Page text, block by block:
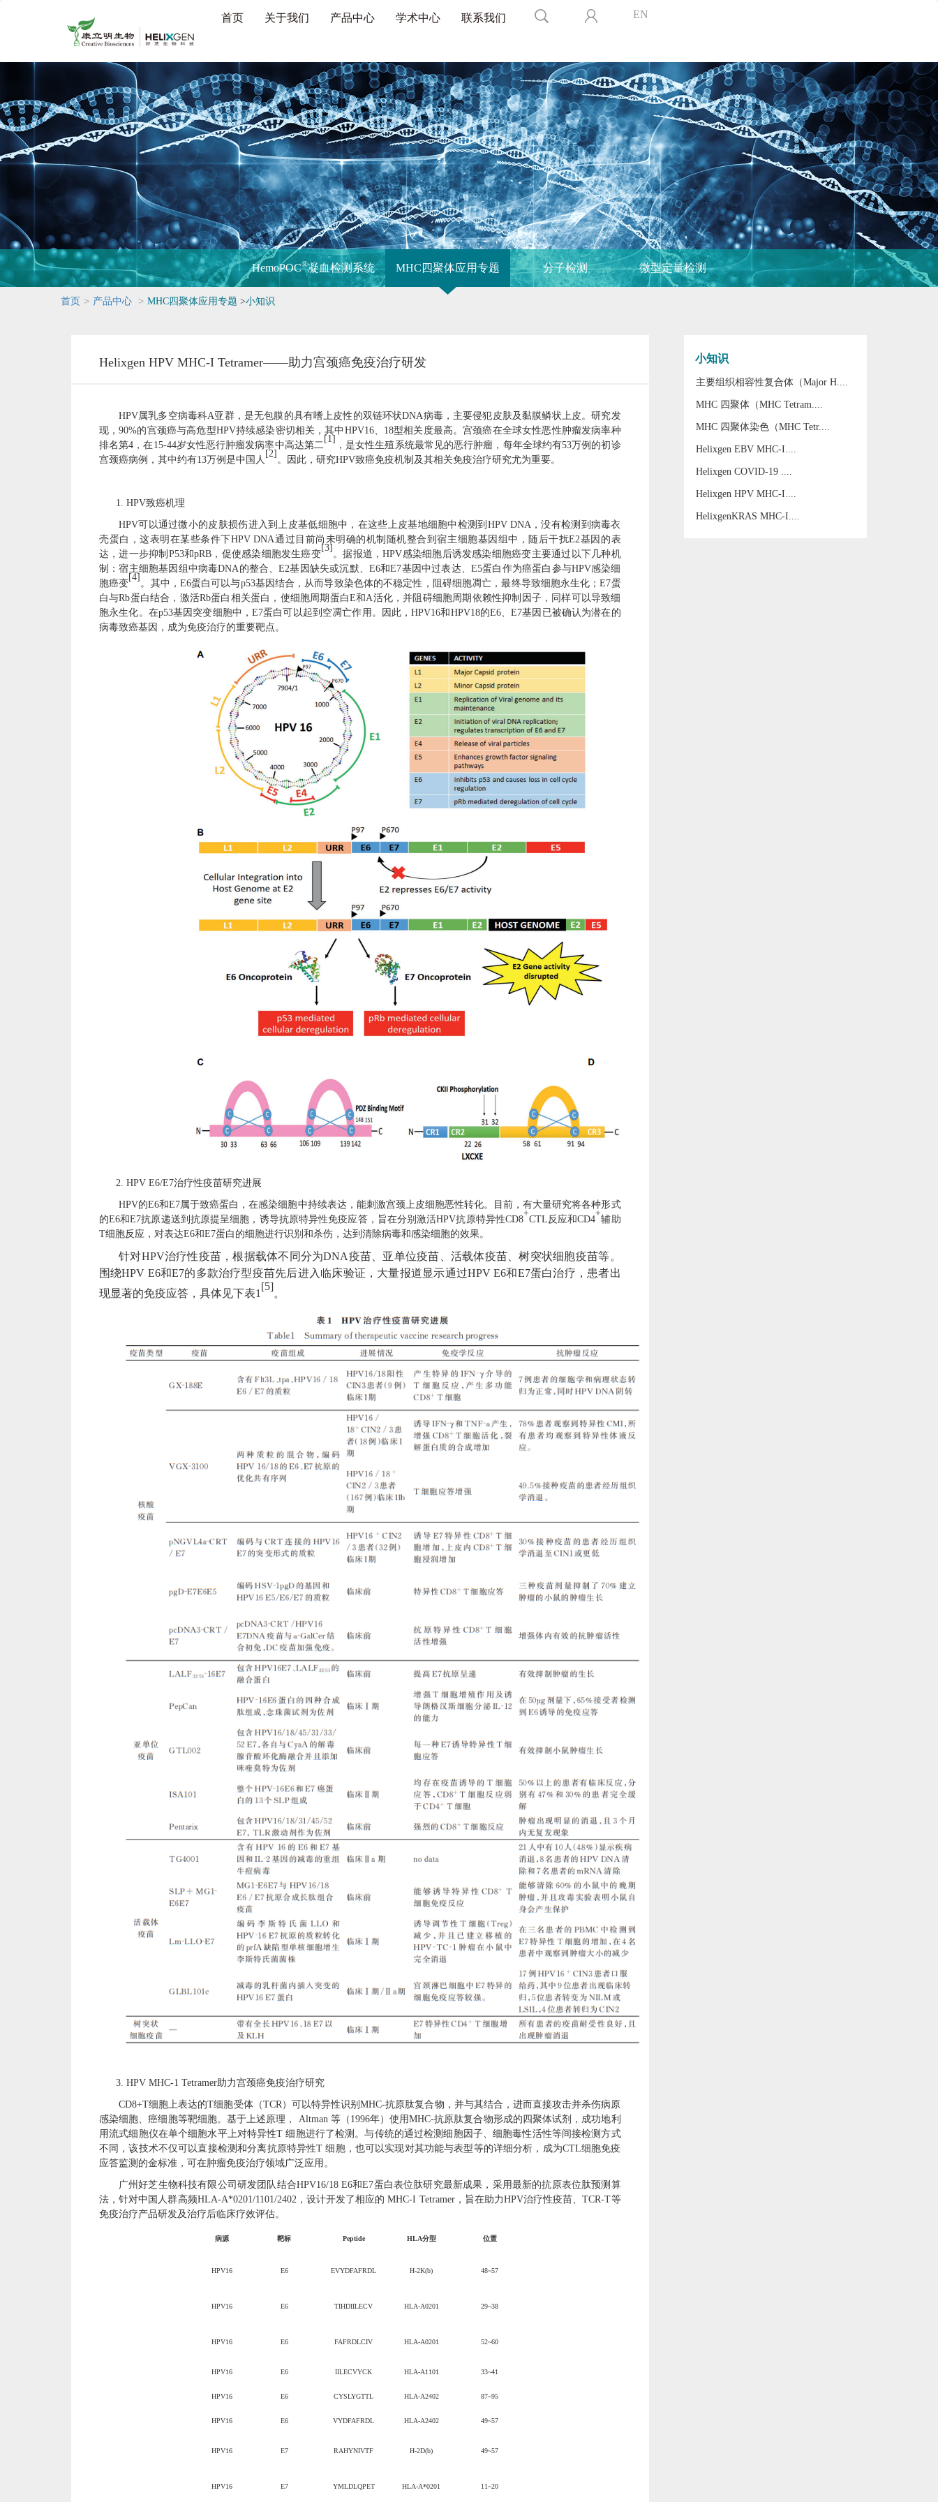
首页 关于我们 产品中心 学术中心 联系我们 EN
HemoPOC®凝血检测系统 MHC四聚体应用专题 分子检测 微型定量检测
首页 > 产品中心 > MHC四聚体应用专题 >小知识
Helixgen HPV MHC-I Tetramer——助力宫颈癌免疫治疗研发
HPV属乳多空病毒科A亚群，是无包膜的具有嗜上皮性的双链环状DNA病毒，主要侵犯皮肤及黏膜鳞状上皮。研究发
现，90%的宫颈癌与高危型HPV持续感染密切相关，其中HPV16、18型相关度最高。宫颈癌在全球女性恶性肿瘤发病率种
排名第4，在15-44岁女性恶行肿瘤发病率中高达第二
[1]
，是女性生殖系统最常见的恶行肿瘤，每年全球约有53万例的初诊
宫颈癌病例，其中约有13万例是中国人
[2]
。因此，研究HPV致癌免疫机制及其相关免疫治疗研究尤为重要。
1. HPV致癌机理
HPV可以通过微小的皮肤损伤进入到上皮基低细胞中，在这些上皮基地细胞中检测到HPV DNA，没有检测到病毒衣
壳蛋白，这表明在某些条件下HPV DNA通过目前尚未明确的机制随机整合到宿主细胞基因组中，随后干扰E2基因的表
达，进一步抑制P53和pRB，促使感染细胞发生癌变
[3]
。据报道，HPV感染细胞后诱发感染细胞癌变主要通过以下几种机
制：宿主细胞基因组中病毒DNA的整合、E2基因缺失或沉默、E6和E7基因中过表达、E5蛋白作为癌蛋白参与HPV感染细
胞癌变
[4]
。其中， E6蛋白可以与p53基因结合，从而导致染色体的不稳定性，阻碍细胞凋亡，最终导致细胞永生化；E7蛋
白与Rb蛋白结合，激活Rb蛋白相关蛋白，使细胞周期蛋白E和A活化，并阻碍细胞周期依赖性抑制因子，同样可以导致细
胞永生化。在p53基因突变细胞中，E7蛋白可以起到空凋亡作用。因此，HPV16和HPV18的E6、E7基因已被确认为潜在的
病毒致癌基因，成为免疫治疗的重要靶点。
2. HPV E6/E7治疗性疫苗研究进展
HPV的E6和E7属于致癌蛋白，在感染细胞中持续表达，能刺激宫颈上皮细胞恶性转化。目前，有大量研究将各种形式
的E6和E7抗原递送到抗原提呈细胞，诱导抗原特异性免疫应答，旨在分别激活HPV抗原特异性CD8
+
CTL反应和CD4
+
辅助
T细胞反应，对表达E6和E7蛋白的细胞进行识别和杀伤，达到清除病毒和感染细胞的效果。
针对HPV治疗性疫苗，根据载体不同分为DNA疫苗、亚单位疫苗、活载体疫苗、树突状细胞疫苗等。
围绕HPV E6和E7的多款治疗型疫苗先后进入临床验证，大量报道显示通过HPV E6和E7蛋白治疗，患者出
现显著的免疫应答，具体见下表1
[5]
。
3. HPV MHC-1 Tetramer助力宫颈癌免疫治疗研究
CD8+T细胞上表达的T细胞受体（TCR）可以特异性识别MHC-抗原肽复合物，并与其结合，进而直接攻击并杀伤病原
感染细胞、癌细胞等靶细胞。基于上述原理， Altman 等（1996年）使用MHC-抗原肽复合物形成的四聚体试剂，成功地利
用流式细胞仪在单个细胞水平上对特异性T 细胞进行了检测。与传统的通过检测细胞因子、细胞毒性活性等间接检测方式
不同，该技术不仅可以直接检测和分离抗原特异性T 细胞，也可以实现对其功能与表型等的详细分析，成为CTL细胞免疫
应答监测的金标准，可在肿瘤免疫治疗领域广泛应用。
广州好芝生物科技有限公司研发团队结合HPV16/18 E6和E7蛋白表位肽研究最新成果，采用最新的抗原表位肽预测算
法，针对中国人群高频HLA-A*0201/1101 /2402 ，设计开发了相应的 MHC-I Tetramer，旨在助力HPV治疗性疫苗、TCR-T等
免疫治疗产品研发及治疗后临床疗效评估。
病源 靶标 Peptide HLA分型 位置
HPV16 E6 EVYDFAFRDL H-2K(b) 48~57
HPV16 E6 TIHDIILECV HLA-A0201 29~38
HPV16 E6 FAFRDLCIV HLA-A0201 52~60
HPV16 E6 IILECVYCK HLA-A1101 33~41
HPV16 E6 CYSLYGTTL HLA-A2402 87~95
HPV16 E6 VYDFAFRDL HLA-A2402 49~57
HPV16 E7 RAHYNIVTF H-2D(b) 49~57
HPV16 E7 YMLDLQPET HLA-A*0201 11~20
小知识
主要组织相容性复合体（Major H....
MHC 四聚体（MHC Tetram....
MHC 四聚体染色（MHC Tetr....
Helixgen EBV MHC-I....
Helixgen COVID-19 ....
Helixgen HPV MHC-I....
HelixgenKRAS MHC-I....